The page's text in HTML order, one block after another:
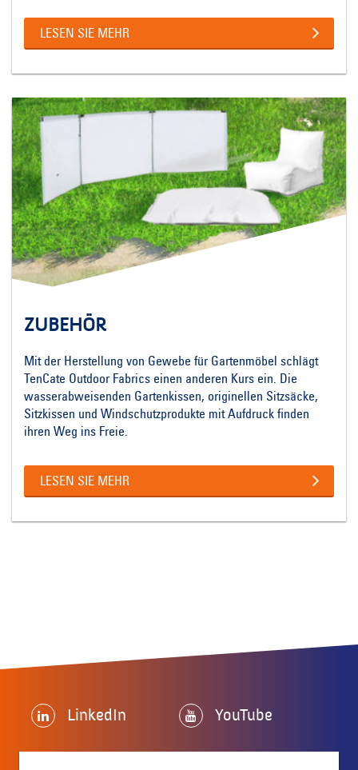
LESEN SIE MEHR
ZUBEHÖR
Mit der Herstellung von Gewebe für Gartenmöbel schlägt
TenCate Outdoor Fabrics einen anderen Kurs ein. Die
wasserabweisenden Gartenkissen, originellen Sitzsäcke,
Sitzkissen und Windschutzprodukte mit Aufdruck finden
ihren Weg ins Freie.
LESEN SIE MEHR
LinkedIn YouTube